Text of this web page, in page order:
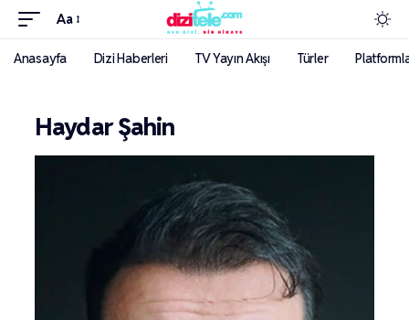
Aa
Anasayfa Dizi Haberleri TV Yayın Akışı Türler
Haydar Şahin